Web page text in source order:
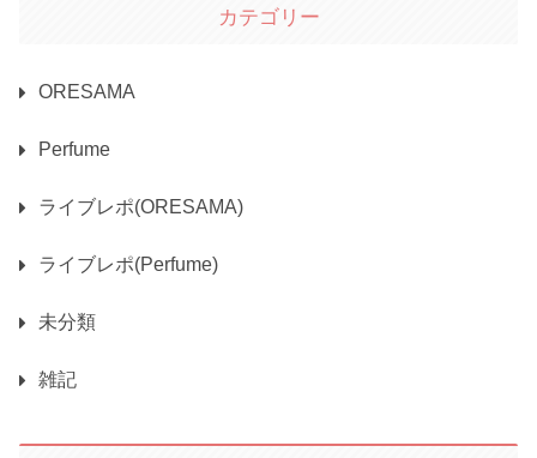
カテゴリー
ORESAMA
Perfume
ライブレポ(ORESAMA)
ライブレポ(Perfume)
未分類
雑記